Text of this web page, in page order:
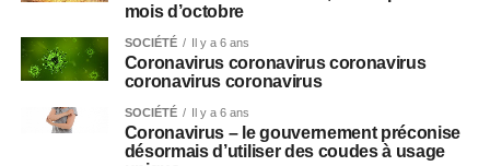
mois d’octobre
SOCIÉTÉ Il y a 6 ans
Coronavirus coronavirus coronavirus
coronavirus coronavirus
SOCIÉTÉ Il y a 6 ans
Coronavirus – le gouvernement préconise
désormais d’utiliser des coudes à usage